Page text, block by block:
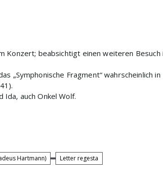
Konzert; beabsichtigt einen weiteren Besuch
„Symphonische Fragment“ wahrscheinlich
Ida, auch Onkel Wolf.
Hartmann) Letter regesta